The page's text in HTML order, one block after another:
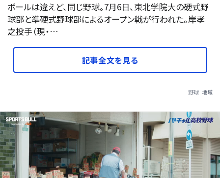
ボールは違えど、同じ野球――。7月6日、東北学院大の硬式野
球部と準硬式野球部によるオープン戦が行われた。岸孝
之投手（現・…
記事全文を見る
野球 地域